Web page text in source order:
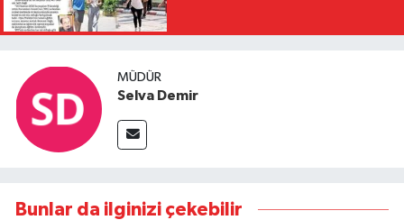
MÜDÜR
Selva Demir
Bunlar da ilginizi çekebilir